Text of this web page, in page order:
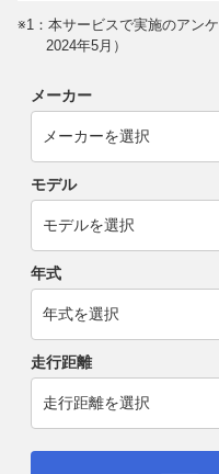
※1：本サービスで実施のアン
2024年5月）
メーカー
モデル
年式
走行距離